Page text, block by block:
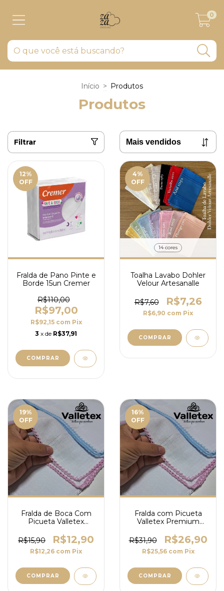
0
Início > Produtos
Produtos
Filtrar
12%
OFF
Fralda de Pano Pinte e
Borde 15un Cremer
R$110,00
R$97,00
R$92,15 com Pix
3 x de R$37,91
4%
OFF
14 cores
Toalha Lavabo Dohler
Velour Artesanalle
R$7,60 R$7,26
R$6,90 com Pix
COMPRAR
19%
OFF
Fralda de Boca Com
Picueta Valletex
R$15,90
R$12,90
R$12,26 com Pix
COMPRAR
16%
OFF
Fralda com Picueta
Valletex Premium
R$31,90
R$26,90
R$25,56 com Pix
COMPRAR